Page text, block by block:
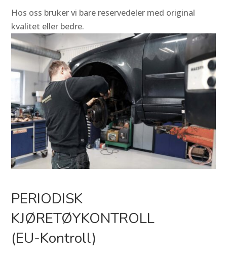
Hos oss bruker vi bare reservedeler med original
kvalitet eller bedre.
PERIODISK
KJØRETØYKONTROLL
(EU-Kontroll)